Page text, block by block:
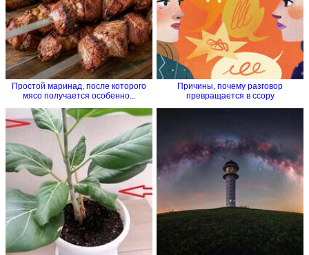
Простой маринад, после которого
мясо получается особенно...
Причины, почему разговор
превращается в ссору